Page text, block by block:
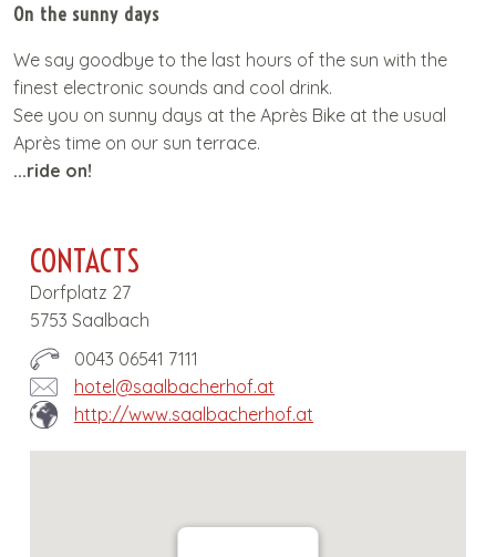
On the sunny days
We say goodbye to the last hours of the sun with the
finest electronic sounds and cool drink.
See you on sunny days at the Après Bike at the usual
Après time on our sun terrace.
...ride on!
CONTACTS
Dorfplatz 27
5753 Saalbach
0043 06541 7111
hotel@saalbacherhof.at
http://www.saalbacherhof.at